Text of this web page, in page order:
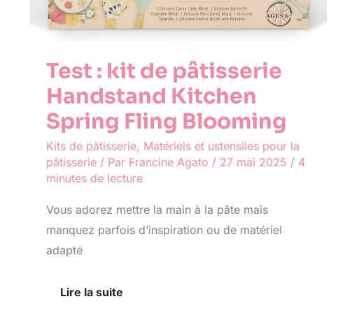
Test : kit de pâtisserie
Handstand Kitchen
Spring Fling Blooming
Kits de pâtisserie, Matériels et ustensiles pour la
pâtisserie / Par Francine Agato / 27 mai 2025 / 4
minutes de lecture
Vous adorez mettre la main à la pâte mais
manquez parfois d’inspiration ou de matériel
adapté
Lire la suite